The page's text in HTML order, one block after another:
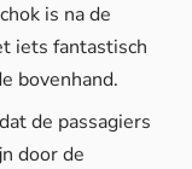
is na de
iets fantastisch
bovenhand.
de passagiers
door de